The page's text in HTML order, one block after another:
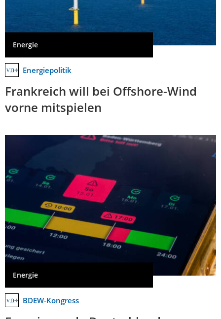
Energie
Energiepolitik
Frankreich will bei Offshore-Wind
vorne mitspielen
Energie
BDEW-Kongress